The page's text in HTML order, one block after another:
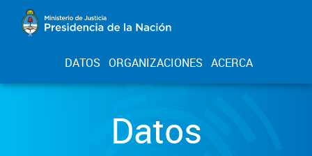
DATOS ORGANIZACIONES ACERCA
Datos